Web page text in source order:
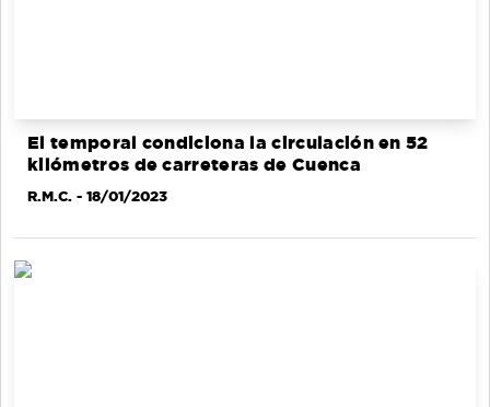
El temporal condiciona la circulación en 52
kilómetros de carreteras de Cuenca
R.M.C. - 18/01/2023